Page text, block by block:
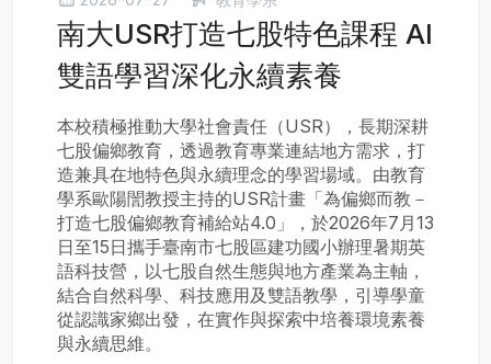
南大USR打造七股特色課程 AI
雙語學習深化永續素養
本校積極推動大學社會責任（USR），長期深耕
七股偏鄉教育，透過教育專業連結地方需求，打
造兼具在地特色與永續理念的學習場域。由教育
學系歐陽誾教授主持的USR計畫「為偏鄉而教－
打造七股偏鄉教育補給站4.0」，於2026年7月13
日至15日攜手臺南市七股區建功國小辦理暑期英
語科技營，以七股自然生態與地方產業為主軸，
結合自然科學、科技應用及雙語教學，引導學童
從認識家鄉出發，在實作與探索中培養環境素養
與永續思維。